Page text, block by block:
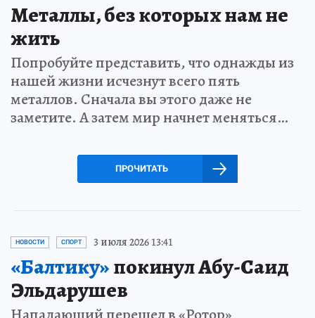
Металлы, без которых нам не
жить
Попробуйте представить, что однажды из
нашей жизни исчезнут всего пять
металлов. Сначала вы этого даже не
заметите. А затем мир начнет меняться…
ПРОЧИТАТЬ
НОВОСТИ СПОРТ 3 июля 2026 13:41
«Балтику»покинул Абу-Саид
Эльдарушев